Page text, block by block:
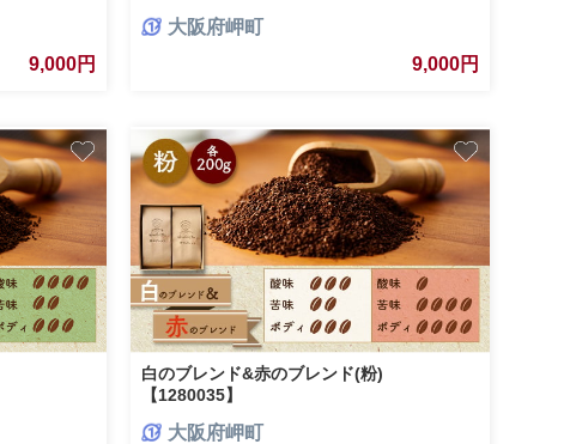
9,000円
大阪府岬町
9,000円
白のブレンド&赤のブレンド(粉)
【1280035】
大阪府岬町